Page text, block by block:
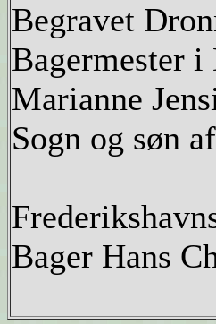
Begravet
Bagermester
Marianne
Sogn og søn
Bager Hans